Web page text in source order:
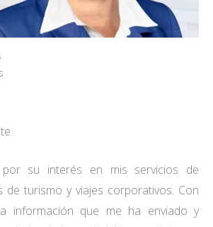
por su interés en mis servicios de
de turismo y viajes corporativos. Con
información que me ha enviado y